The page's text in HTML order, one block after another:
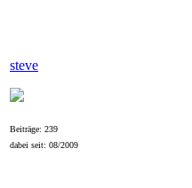
steve
Beiträge: 239
dabei seit: 08/2009